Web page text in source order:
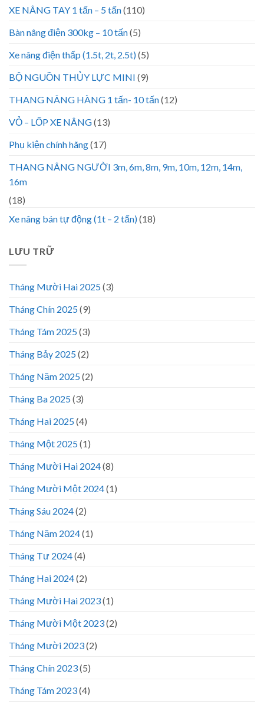
XE NÂNG TAY 1 tấn – 5 tấn(110)
Bàn nâng điện 300kg – 10 tấn(5)
Xe nâng điện thấp (1.5t, 2t, 2.5t)(5)
BỘ NGUỒN THỦY LỰC MINI (9)
THANG NÂNG HÀNG 1 tấn- 10 tấn(12)
VỎ – LỐP XE NÂNG(13)
Phụ kiện chính hãng(17)
THANG NÂNG NGƯỜI 3m, 6m, 8m, 9m, 10m, 12m, 14m,
16m
(18)
Xe nâng bán tự động (1t – 2 tấn)(18)
LƯU TRỮ
Tháng Mười Hai 2025(3)
Tháng Chín 2025(9)
Tháng Tám 2025(3)
Tháng Bảy 2025(2)
Tháng Năm 2025(2)
Tháng Ba 2025(3)
Tháng Hai 2025(4)
Tháng Một 2025(1)
Tháng Mười Hai 2024(8)
Tháng Mười Một 2024(1)
Tháng Sáu 2024(2)
Tháng Năm 2024(1)
Tháng Tư 2024(4)
Tháng Hai 2024(2)
Tháng Mười Hai 2023(1)
Tháng Mười Một 2023(2)
Tháng Mười 2023(2)
Tháng Chín 2023(5)
Tháng Tám 2023(4)